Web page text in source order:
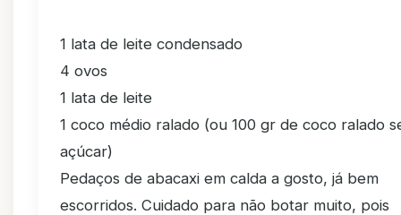
1 lata de leite condensado
4 ovos
1 lata de leite
1 coco médio ralado (ou 100 gr de coco ralado
açúcar)
Pedaços de abacaxi em calda a gosto, já bem
escorridos. Cuidado para não botar muito, pois